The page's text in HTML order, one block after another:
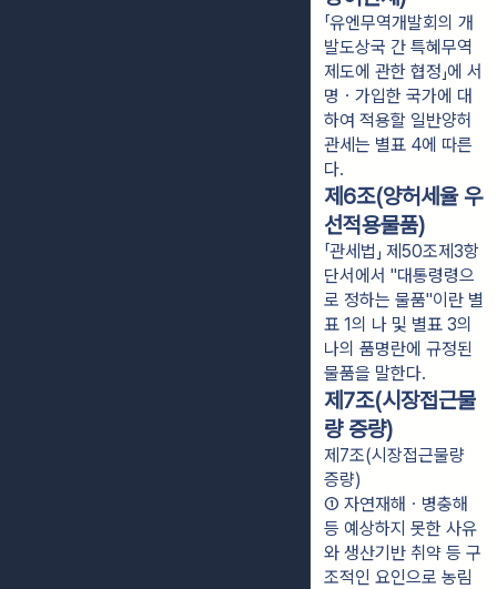
「유엔무역개발회의 개
발도상국 간 특혜무역
제도에 관한 협정」에 서
명ㆍ가입한 국가에 대
하여 적용할 일반양허
관세는 별표 4에 따른
다.
제6조(양허세율 우
선적용물품)
「관세법」 제50조제3항
단서에서 "대통령령으
로 정하는 물품"이란 별
표 1의 나 및 별표 3의
나의 품명란에 규정된
물품을 말한다.
제7조(시장접근물
량 증량)
제7조(시장접근물량
증량)
① 자연재해ㆍ병충해
등 예상하지 못한 사유
와 생산기반 취약 등 구
조적인 요인으로 농림